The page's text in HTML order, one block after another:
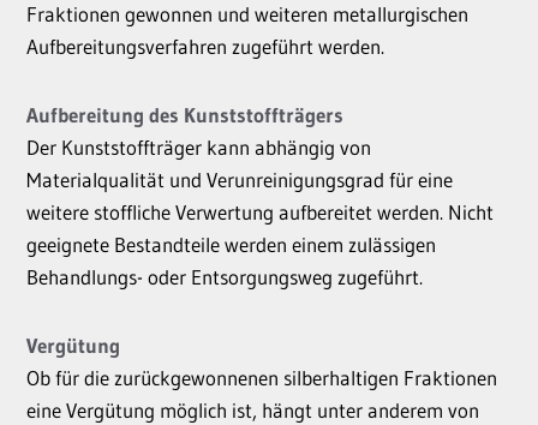
Fraktionen gewonnen und weiteren metallurgischen
Aufbereitungsverfahren zugeführt werden.
Aufbereitung des Kunststoffträgers
Der Kunststoffträger kann abhängig von
Materialqualität und Verunreinigungsgrad für eine
weitere stoffliche Verwertung aufbereitet werden. Nicht
geeignete Bestandteile werden einem zulässigen
Behandlungs- oder Entsorgungsweg zugeführt.
Vergütung
Ob für die zurückgewonnenen silberhaltigen Fraktionen
eine Vergütung möglich ist, hängt unter anderem von